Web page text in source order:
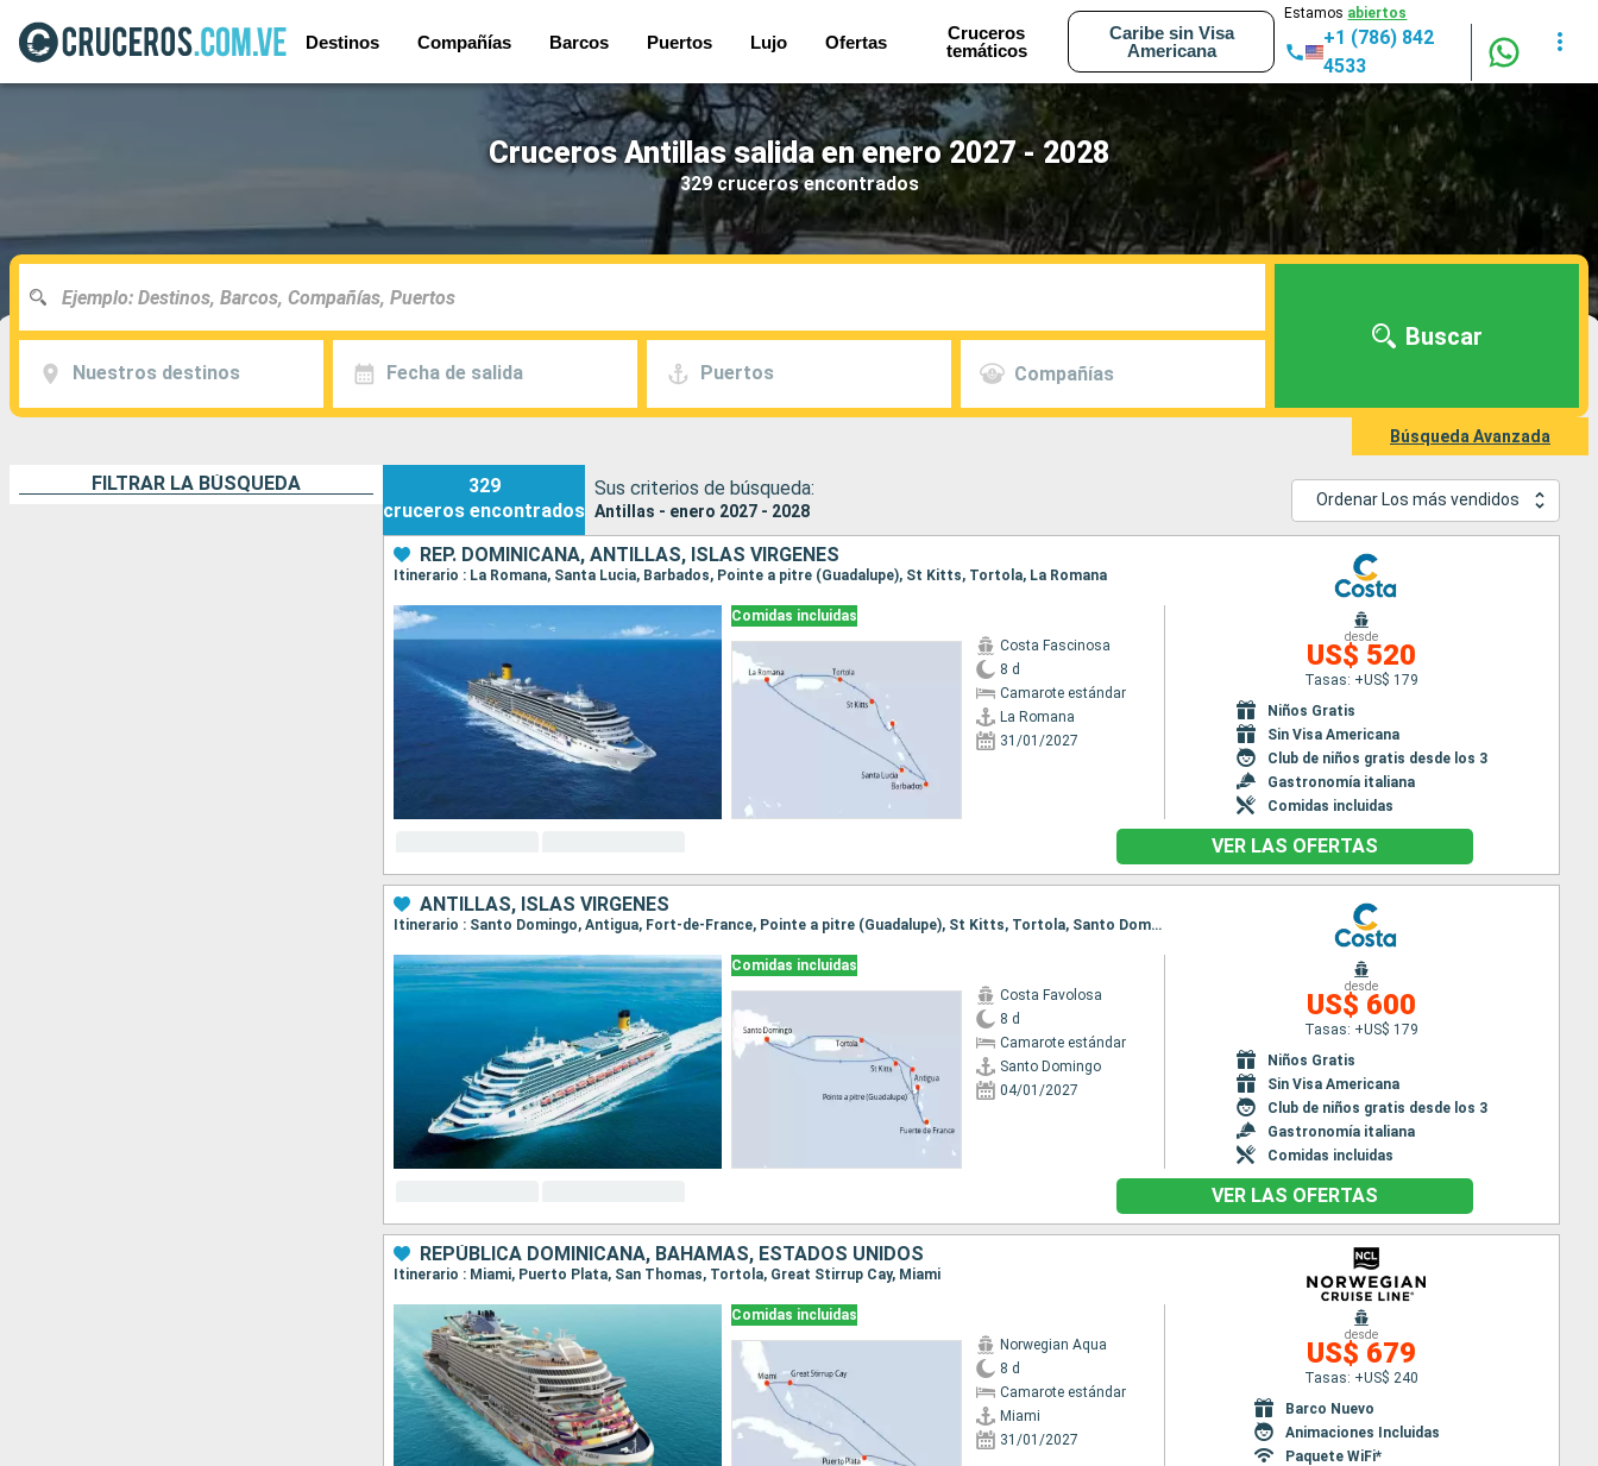
Destinos Compañías Barcos Puertos Lujo Ofertas
Cruceros
temáticos
Caribe sin Visa
Americana
Estamos abiertos
+1 (786) 842
4533
Cruceros Antillas salida en enero 2027 - 2028
329 cruceros encontrados
Nuestros destinos Fecha de salida Puertos Compañías
Buscar
Búsqueda Avanzada
FILTRAR LA BÚSQUEDA
329
cruceros encontrados
Sus criterios de búsqueda:
Antillas - enero 2027 - 2028
Ordenar Los más vendidos
REP. DOMINICANA, ANTILLAS, ISLAS VÍRGENES
Itinerario : La Romana, Santa Lucia, Barbados, Pointe a pitre (Guadalupe), St Kitts, Tortola, La Romana
Comidas incluidas
Costa Fascinosa
8 d
Camarote estándar
La Romana
31/01/2027
desde
US$ 520
Tasas: +US$ 179
Niños Gratis
Sin Visa Americana
Club de niños gratis desde los 3
Gastronomía italiana
Comidas incluidas
VER LAS OFERTAS
ANTILLAS, ISLAS VÍRGENES
Itinerario : Santo Domingo, Antigua, Fort-de-France, Pointe a pitre (Guadalupe), St Kitts, Tortola, Santo Domingo
Comidas incluidas
Costa Favolosa
8 d
Camarote estándar
Santo Domingo
04/01/2027
desde
US$ 600
Tasas: +US$ 179
Niños Gratis
Sin Visa Americana
Club de niños gratis desde los 3
Gastronomía italiana
Comidas incluidas
VER LAS OFERTAS
REPÚBLICA DOMINICANA, BAHAMAS, ESTADOS UNIDOS
Itinerario : Miami, Puerto Plata, San Thomas, Tortola, Great Stirrup Cay, Miami
Comidas incluidas
Norwegian Aqua
8 d
Camarote estándar
Miami
31/01/2027
desde
US$ 679
Tasas: +US$ 240
Barco Nuevo
Animaciones Incluidas
Paquete WiFi*